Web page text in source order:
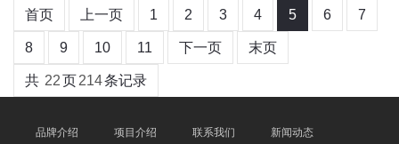
首页 上一页 1 2 3 4 5 6 7
8 9 10 11 下一页 末页
共 22页214条记录
品牌介绍 项目介绍 联系我们 新闻动态